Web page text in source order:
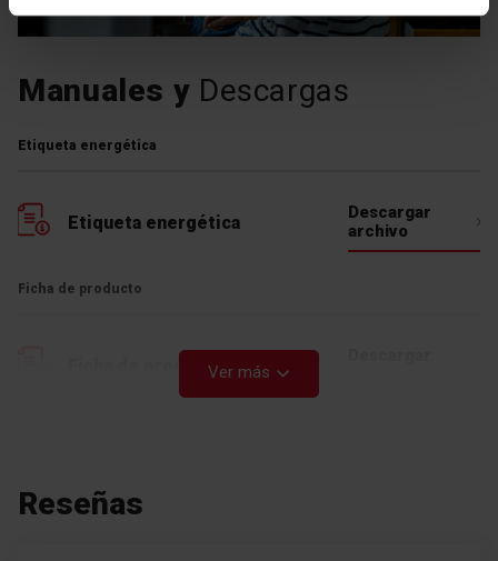
Manuales y Descargas
Etiqueta energética
Etiqueta energética
Descargar
archivo
Ficha de producto
Ficha de producto
Manual de usuario
Ver más
Reseñas